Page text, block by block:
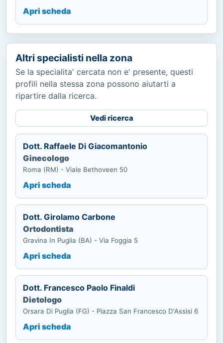
Apri scheda
Altri specialisti nella zona
Se la specialita' cercata non e' presente, questi
profili nella stessa zona possono aiutarti a
ripartire dalla ricerca.
Vedi ricerca
Dott. Raffaele Di Giacomantonio
Ginecologo
Roma (RM) - Viale Bethoveen 50
Apri scheda
Dott. Girolamo Carbone
Ortodontista
Gravina In Puglia (BA) - Via Foggia 5
Apri scheda
Dott. Francesco Paolo Finaldi
Dietologo
Orsara Di Puglia (FG) - Piazza San Francesco D'Assisi 6
Apri scheda